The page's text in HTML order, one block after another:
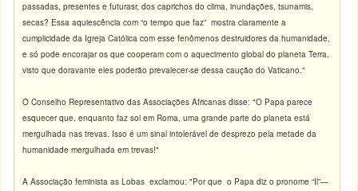
passadas, presentes e futurasr, dos caprichos do clima, inundações, tsunamis,
secas? Essa aquiescência com “o tempo que faz” mostra claramente a
cumplicidade da Igreja Católica com esse fenômenos destruidores da humanidade,
e só pode encorajar os que cooperam com o aquecimento global do planeta Terra,
visto que doravante eles poderão prevalecer-se dessa caução do Vaticano."
O Conselho Representativo das Associações Africanas disse: "O Papa parece
esquecer que, enquanto faz sol em Roma, uma grande parte do planeta está
mergulhada nas trevas. Isso é um sinal intolerável de desprezo pela metade da
humanidade mergulhada em trevas!"
A Associação feminista as Lobas exclamou: "Por que o Papa diz o pronome “Il”—